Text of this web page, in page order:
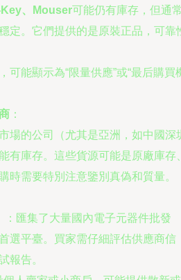
、Mouser可能仍有庫存，但通
定。它們提供的是原裝正品，可靠
可能顯示為“限量供應”或“最后購買
：
場的公司（尤其是亞洲，如中國深
有庫存。這些貨源可能是原廠庫存
時需要特別注意鑒別真偽和質量。
：匯集了大量國內電子元器件批發
選平臺。買家需仔細評估供應商信
報告。